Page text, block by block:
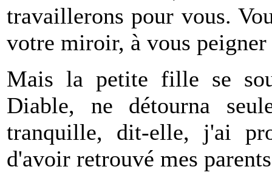
travaillerons pour vous.
votre miroir, à vous
Mais la petite fille se
Diable, ne détourna
tranquille, dit-elle, j'ai
d'avoir retrouvé mes